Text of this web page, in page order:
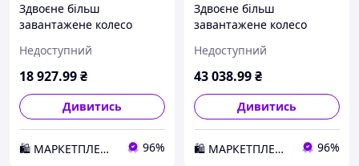
Здвоєне більш
завантажене колесо
мм (4602-DSTR-250-B) D1-
2026
Недоступний
18 927.99₴
Дивитись
🛍️ МАРКЕТПЛЕЙС DMD 96%
Здвоєне більш
завантажене колесо
мм (4602-DSTR-300-B) D1-
2026
Недоступний
43 038.99₴
Дивитись
🛍️ МАРКЕТПЛЕЙС DMD 96%